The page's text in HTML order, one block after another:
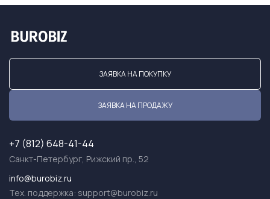
ЗАЯВКА НА ПОКУПКУ
ЗАЯВКА НА ПРОДАЖУ
+7 (812) 648-41-44
Санкт-Петербург, Рижский пр., 52
info@burobiz.ru
Тех. поддержка: support@burobiz.ru